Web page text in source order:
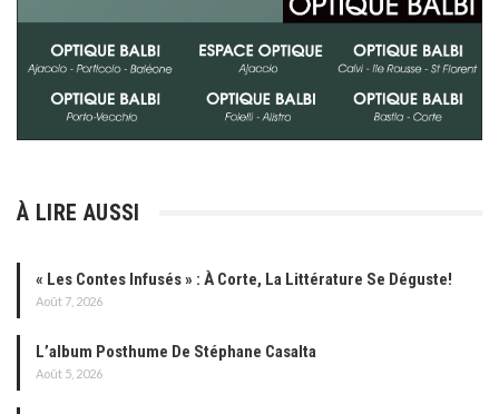
À LIRE AUSSI
« Les Contes Infusés » : À Corte, La Littérature Se Déguste!
Août 7, 2026
L’album Posthume De Stéphane Casalta
Août 5, 2026